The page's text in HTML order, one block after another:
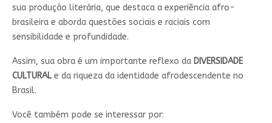
sua produção literária, que destaca a experiência afro-
brasileira e aborda questões sociais e raciais com
sensibilidade e profundidade.
Assim, sua obra é um importante reflexo da DIVERSIDADE
CULTURALe da riqueza da identidade afrodescendente no
Brasil.
Você também pode se interessar por: